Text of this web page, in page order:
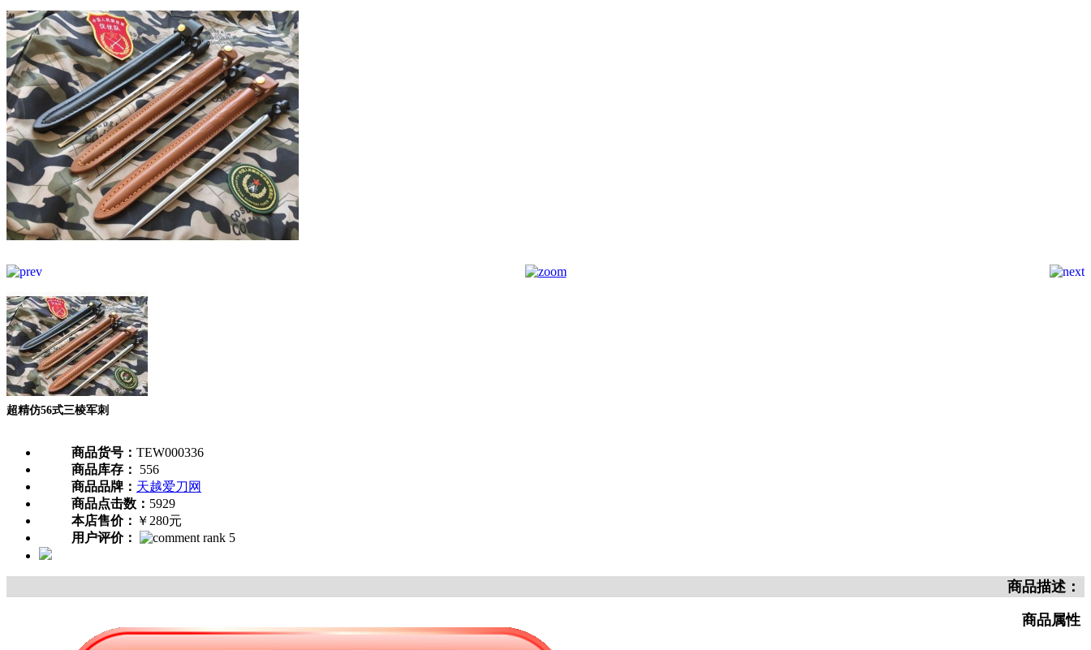
超精仿56式三棱军刺
商品货号： TEW000336
商品库存：
556
商品品牌： 天越爱刀网
商品点击数： 5929
本店售价： ￥280元
用户评价：
商品描述：
商品属性